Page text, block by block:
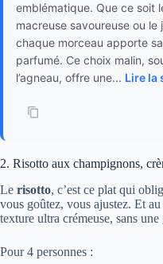
emblématique. Que ce soit
macreuse savoureuse ou
chaque morceau apporte
parfumé. Ce choix malin,
l’agneau, offre une... Lire la
2. Risotto aux champignons,
Le risotto, c’est ce plat qui
vous goûtez, vous ajustez. Et
texture ultra crémeuse, sans
Pour 4 personnes :